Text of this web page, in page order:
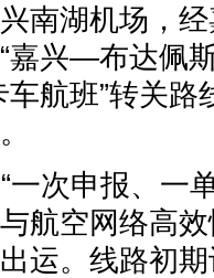
南湖机场，
嘉兴—布达佩
航班”转关
一次申报、一
航空网络高
运。线路初